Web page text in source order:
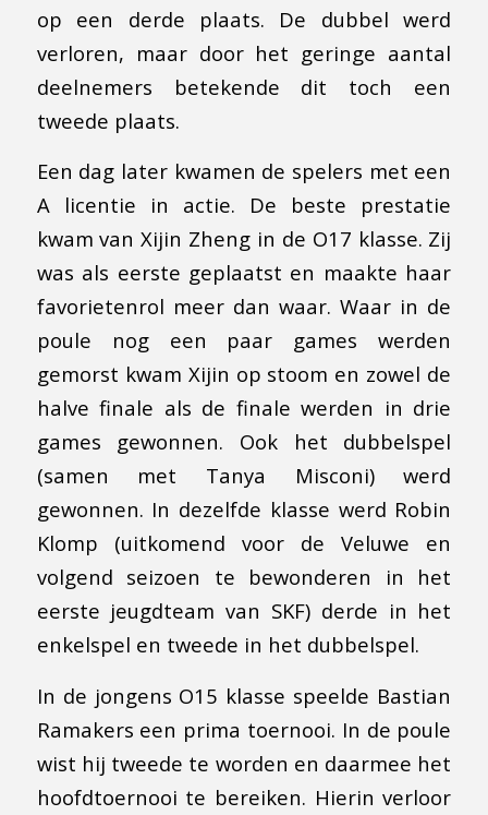
op een derde plaats. De dubbel werd
verloren, maar door het geringe aantal
deelnemers betekende dit toch een
tweede plaats.
Een dag later kwamen de spelers met een
A licentie in actie. De beste prestatie
kwam van Xijin Zheng in de O17 klasse. Zij
was als eerste geplaatst en maakte haar
favorietenrol meer dan waar. Waar in de
poule nog een paar games werden
gemorst kwam Xijin op stoom en zowel de
halve finale als de finale werden in drie
games gewonnen. Ook het dubbelspel
(samen met Tanya Misconi) werd
gewonnen. In dezelfde klasse werd Robin
Klomp (uitkomend voor de Veluwe en
volgend seizoen te bewonderen in het
eerste jeugdteam van SKF) derde in het
enkelspel en tweede in het dubbelspel.
In de jongens O15 klasse speelde Bastian
Ramakers een prima toernooi. In de poule
wist hij tweede te worden en daarmee het
hoofdtoernooi te bereiken. Hierin verloor